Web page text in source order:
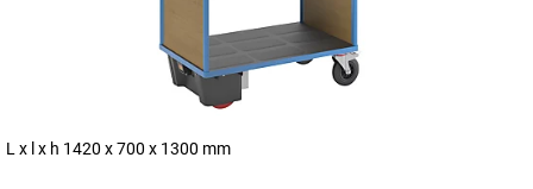
L x l x h 1420 x 700 x 1300 mm